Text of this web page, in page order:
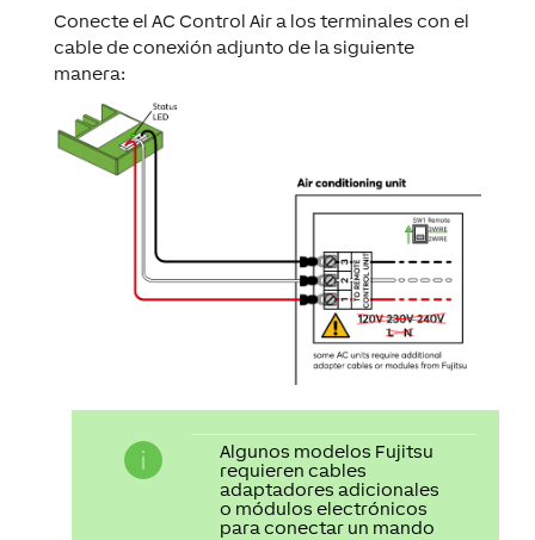
Conecte el AC Control Air a los terminales con el
cable de conexión adjunto de la siguiente
manera:
Algunos modelos Fujitsu
requieren cables
adaptadores adicionales
o módulos electrónicos
para conectar un mando